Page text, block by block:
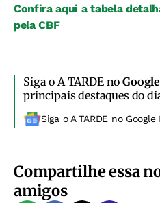
Confira aqui a tabela
pela CBF
Siga o A TARDE no
principais destaques do
Siga o A TARDE no
Compartilhe essa
amigos